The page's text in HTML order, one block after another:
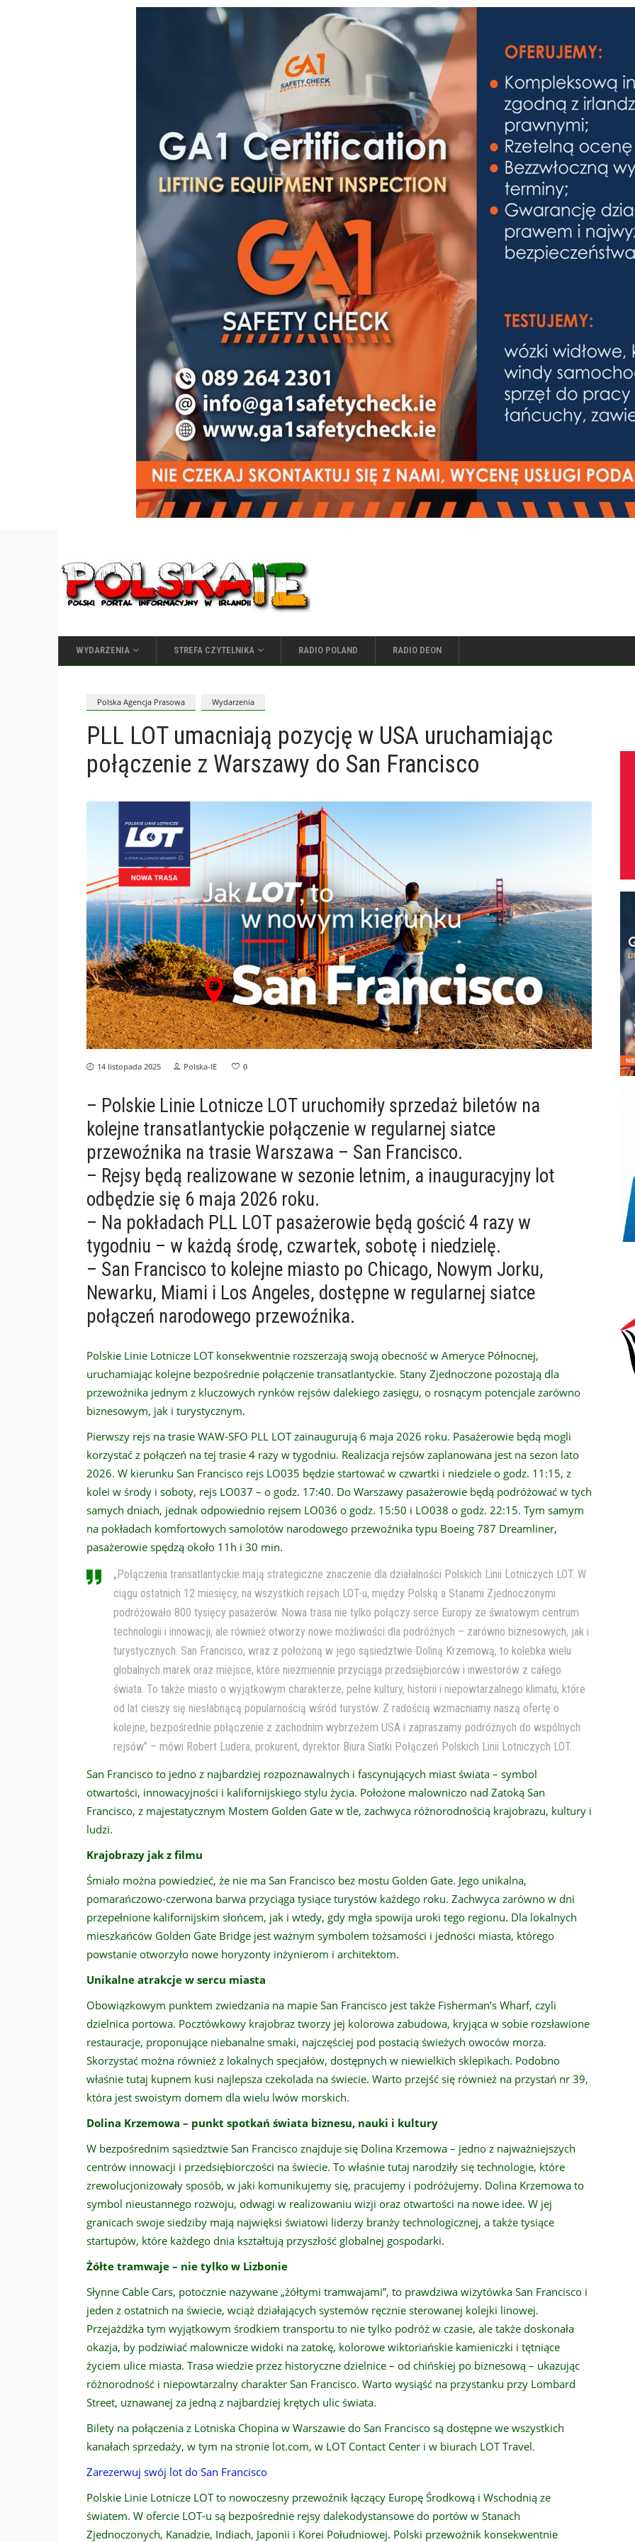
WYDARZENIA STREFA CZYTELNIKA RADIO POLAND RADIO DEON
Polska Agencja Prasowa Wydarzenia
PLL LOT umacniają pozycję w USA uruchamiając
połączenie z Warszawy do San Francisco
14 listopada 2025 Polska-IE 0
– Polskie Linie Lotnicze LOT uruchomiły sprzedaż biletów na
kolejne transatlantyckie połączenie w regularnej siatce
przewoźnika na trasie Warszawa – San Francisco.
– Rejsy będą realizowane w sezonie letnim, a inauguracyjny lot
odbędzie się 6 maja 2026 roku.
– Na pokładach PLL LOT pasażerowie będą gościć 4 razy w
tygodniu – w każdą środę, czwartek, sobotę i niedzielę.
– San Francisco to kolejne miasto po Chicago, Nowym Jorku,
Newarku, Miami i Los Angeles, dostępne w regularnej siatce
połączeń narodowego przewoźnika.
Polskie Linie Lotnicze LOT konsekwentnie rozszerzają swoją obecność w Ameryce Północnej,
uruchamiając kolejne bezpośrednie połączenie transatlantyckie. Stany Zjednoczone pozostają dla
przewoźnika jednym z kluczowych rynków rejsów dalekiego zasięgu, o rosnącym potencjale zarówno
biznesowym, jak i turystycznym.
Pierwszy rejs na trasie WAW-SFO PLL LOT zainaugurują 6 maja 2026 roku. Pasażerowie będą mogli
korzystać z połączeń na tej trasie 4 razy w tygodniu. Realizacja rejsów zaplanowana jest na sezon lato
2026. W kierunku San Francisco rejs LO035 będzie startować w czwartki i niedziele o godz. 11:15, z
kolei w środy i soboty, rejs LO037 – o godz. 17:40. Do Warszawy pasażerowie będą podróżować w tych
samych dniach, jednak odpowiednio rejsem LO036 o godz. 15:50 i LO038 o godz. 22:15. Tym samym
na pokładach komfortowych samolotów narodowego przewoźnika typu Boeing 787 Dreamliner,
pasażerowie spędzą około 11h i 30 min.
„Połączenia transatlantyckie mają strategiczne znaczenie dla działalności Polskich Linii Lotniczych LOT. W
ciągu ostatnich 12 miesięcy, na wszystkich rejsach LOT-u, między Polską a Stanami Zjednoczonymi
podróżowało 800 tysięcy pasażerów. Nowa trasa nie tylko połączy serce Europy ze światowym centrum
technologii i innowacji, ale również otworzy nowe możliwości dla podróżnych – zarówno biznesowych, jak i
turystycznych. San Francisco, wraz z położoną w jego sąsiedztwie Doliną Krzemową, to kolebka wielu
globalnych marek oraz miejsce, które niezmiennie przyciąga przedsiębiorców i inwestorów z całego
świata. To także miasto o wyjątkowym charakterze, pełne kultury, historii i niepowtarzalnego klimatu, które
od lat cieszy się niesłabnącą popularnością wśród turystów. Z radością wzmacniamy naszą ofertę o
kolejne, bezpośrednie połączenie z zachodnim wybrzeżem USA i zapraszamy podróżnych do wspólnych
rejsów” – mówi Robert Ludera, prokurent, dyrektor Biura Siatki Połączeń Polskich Linii Lotniczych LOT.
San Francisco to jedno z najbardziej rozpoznawalnych i fascynujących miast świata – symbol
otwartości, innowacyjności i kalifornijskiego stylu życia. Położone malowniczo nad Zatoką San
Francisco, z majestatycznym Mostem Golden Gate w tle, zachwyca różnorodnością krajobrazu, kultury i
ludzi.
Krajobrazy jak z filmu
Śmiało można powiedzieć, że nie ma San Francisco bez mostu Golden Gate. Jego unikalna,
pomarańczowo-czerwona barwa przyciąga tysiące turystów każdego roku. Zachwyca zarówno w dni
przepełnione kalifornijskim słońcem, jak i wtedy, gdy mgła spowija uroki tego regionu. Dla lokalnych
mieszkańców Golden Gate Bridge jest ważnym symbolem tożsamości i jedności miasta, którego
powstanie otworzyło nowe horyzonty inżynierom i architektom.
Unikalne atrakcje w sercu miasta
Obowiązkowym punktem zwiedzania na mapie San Francisco jest także Fisherman’s Wharf, czyli
dzielnica portowa. Pocztówkowy krajobraz tworzy jej kolorowa zabudowa, kryjąca w sobie rozsławione
restauracje, proponujące niebanalne smaki, najczęściej pod postacią świeżych owoców morza.
Skorzystać można również z lokalnych specjałów, dostępnych w niewielkich sklepikach. Podobno
właśnie tutaj kupnem kusi najlepsza czekolada na świecie. Warto przejść się również na przystań nr 39,
która jest swoistym domem dla wielu lwów morskich.
Dolina Krzemowa – punkt spotkań świata biznesu, nauki i kultury
W bezpośrednim sąsiedztwie San Francisco znajduje się Dolina Krzemowa – jedno z najważniejszych
centrów innowacji i przedsiębiorczości na świecie. To właśnie tutaj narodziły się technologie, które
zrewolucjonizowały sposób, w jaki komunikujemy się, pracujemy i podróżujemy. Dolina Krzemowa to
symbol nieustannego rozwoju, odwagi w realizowaniu wizji oraz otwartości na nowe idee. W jej
granicach swoje siedziby mają najwięksi światowi liderzy branży technologicznej, a także tysiące
startupów, które każdego dnia kształtują przyszłość globalnej gospodarki.
Żółte tramwaje – nie tylko w Lizbonie
Słynne Cable Cars, potocznie nazywane „żółtymi tramwajami”, to prawdziwa wizytówka San Francisco i
jeden z ostatnich na świecie, wciąż działających systemów ręcznie sterowanej kolejki linowej.
Przejażdżka tym wyjątkowym środkiem transportu to nie tylko podróż w czasie, ale także doskonała
okazja, by podziwiać malownicze widoki na zatokę, kolorowe wiktoriańskie kamieniczki i tętniące
życiem ulice miasta. Trasa wiedzie przez historyczne dzielnice – od chińskiej po biznesową – ukazując
różnorodność i niepowtarzalny charakter San Francisco. Warto wysiąść na przystanku przy Lombard
Street, uznawanej za jedną z najbardziej krętych ulic świata.
Bilety na połączenia z Lotniska Chopina w Warszawie do San Francisco są dostępne we wszystkich
kanałach sprzedaży, w tym na stronie lot.com, w LOT Contact Center i w biurach LOT Travel.
Zarezerwuj swój lot do San Francisco
Polskie Linie Lotnicze LOT to nowoczesny przewoźnik łączący Europę Środkową i Wschodnią ze
światem. W ofercie LOT-u są bezpośrednie rejsy dalekodystansowe do portów w Stanach
Zjednoczonych, Kanadzie, Indiach, Japonii i Korei Południowej. Polski przewoźnik konsekwentnie